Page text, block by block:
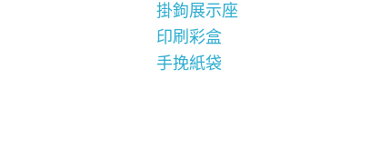
掛鉤展示座
印刷彩盒
手挽紙袋